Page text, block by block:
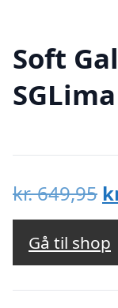
Soft
kr.649,95
Gå til shop